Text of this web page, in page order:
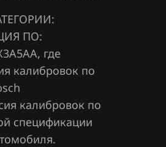
ПО:
где
калибровок по
калибровок по
спецификации